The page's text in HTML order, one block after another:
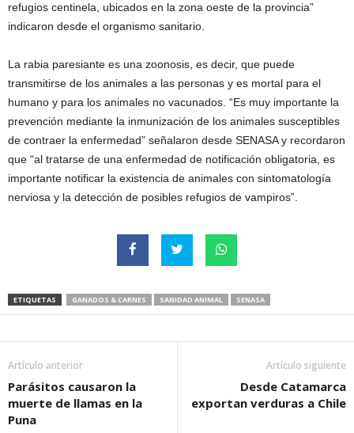
refugios centinela, ubicados en la zona oeste de la provincia”
indicaron desde el organismo sanitario.
La rabia paresiante es una zoonosis, es decir, que puede
transmitirse de los animales a las personas y es mortal para el
humano y para los animales no vacunados. “Es muy importante la
prevención mediante la inmunización de los animales susceptibles
de contraer la enfermedad” señalaron desde SENASA y recordaron
que “al tratarse de una enfermedad de notificación obligatoria, es
importante notificar la existencia de animales con sintomatología
nerviosa y la detección de posibles refugios de vampiros”.
ETIQUETAS GANADOS & CARNES SANIDAD ANIMAL SENASA
Artículo anterior
Parásitos causaron la
muerte de llamas en la
Puna
Artículo siguiente
Desde Catamarca
exportan verduras a Chile